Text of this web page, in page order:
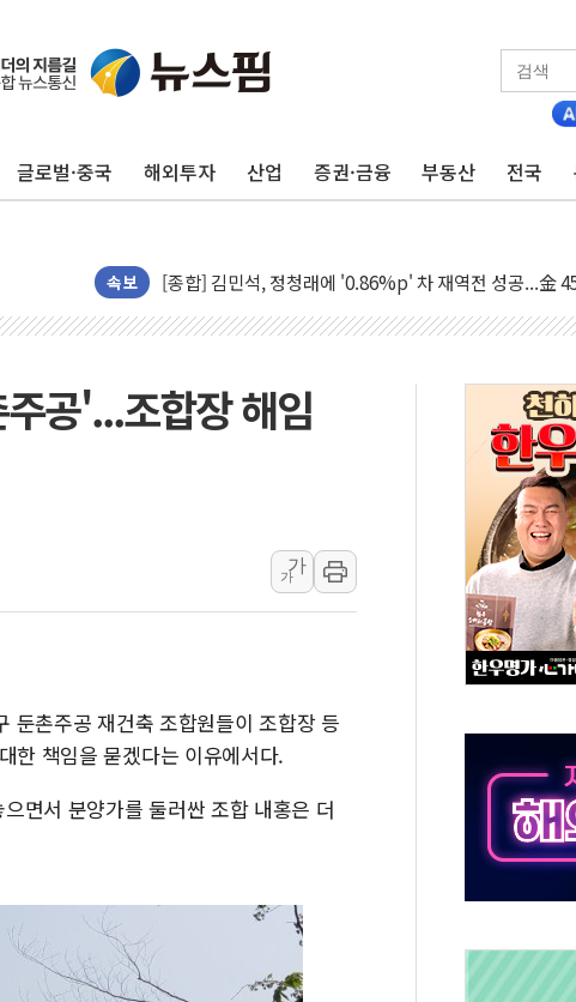
글로벌·중국 해외투자 산업 증권·금융 부동산 전국
속보
포항시 재난예산 40억 긴급 투입…고수온 양식장 복구·
울진·영덕 '호우특보'-포항 '산사태 주의보'...경북도, 호
인천 합동연설회 나선 송영길·정청래·김민석 당대표 후
김민석, 2주차 제주·인천 경선서 정청래에 승리
[속보] 민주, 제주·인천 경선 결과 발표...김민석 47.75%
[속보] 민주, 인천 경선 결과 발표...김민석 45.09% 정청
[속보] 민주, 제주 경선 결과 발표...김민석 52.64% 정
美, 이란전 출구전략 만지작…공습 한계·탄약 부족 현실
강릉·동해·삼척 시간당 최대 50㎜ 폭우…강원 동해안
폐기물 수거하다 참변…60대 환경미화원 수거차에 치여
서울 중랑구 주택가서 흉기 난동…60대 남성 2명 숨져
李대통령 "결혼 때문에 손해 보는 일 없게"…'결혼 페널
여수 오동도 인근 해상서 모터보트 전복…1명 사망·1명
추미애, '위안부' 피해자 기림의 날 참석..."국제적 시민 연
인천 선재도 갯벌서 해루질 중 실종 60대 나흘만에 숨진
인천서 말다툼 중 어머니 흉기 살해 10대 아들 체포
'화합' 꺼낸 김민석에 '뻔뻔' 받아친 정청래…제주 연설
공'...조합장 해임
가
가
둔촌주공 재건축 조합원들이 조합장 등
한 책임을 묻겠다는 이유에서다.
면서 분양가를 둘러싼 조합 내홍은 더